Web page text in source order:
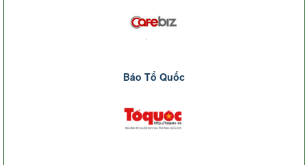
Báo Tổ Quốc